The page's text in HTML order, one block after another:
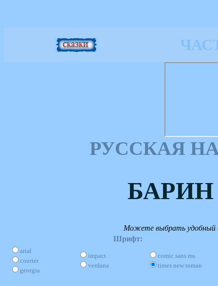
РУССКАЯ
Можете выбрать удобный
Шрифт:
arial
courier
georgia
impact
verdana
comic sans ms
times new roman